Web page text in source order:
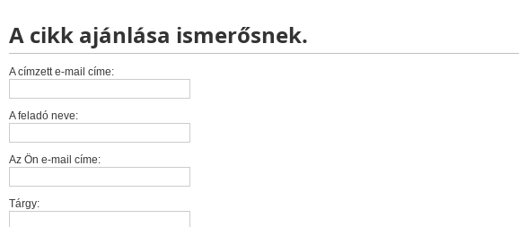
A cikk ajánlása ismerősnek.
A címzett e-mail címe:
A feladó neve:
Az Ön e-mail címe:
Tárgy: